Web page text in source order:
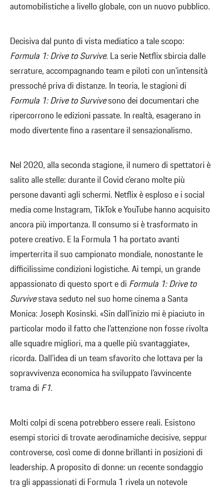
automobilistiche a livello globale, con un nuovo pubblico.
Decisiva dal punto di vista mediatico a tale scopo:
Formula 1: Drive to Survive. La serie Netflix sbircia dalle
serrature, accompagnando team e piloti con un’intensità
pressoché priva di distanze. In teoria, le stagioni di
Formula 1: Drive to Survivesono dei documentari che
ripercorrono le edizioni passate. In realtà, esagerano in
modo divertente fino a rasentare il sensazionalismo.
Nel 2020, alla seconda stagione, il numero di spettatori è
salito alle stelle: durante il Covid c’erano molte più
persone davanti agli schermi. Netflix è esploso e i social
media come Instagram, TikTok e YouTube hanno acquisito
ancora più importanza. Il consumo si è trasformato in
potere creativo. E la Formula 1 ha portato avanti
imperterrita il suo campionato mondiale, nonostante le
difficilissime condizioni logistiche. Ai tempi, un grande
appassionato di questo sport e di Formula 1: Drive to
Survivestava seduto nel suo home cinema a Santa
Monica: Joseph Kosinski. «Sin dall’inizio mi è piaciuto in
particolar modo il fatto che l’attenzione non fosse rivolta
alle squadre migliori, ma a quelle più svantaggiate»,
ricorda. Dall’idea di un team sfavorito che lottava per la
sopravvivenza economica ha sviluppato l’avvincente
trama di F1.
Molti colpi di scena potrebbero essere reali. Esistono
esempi storici di trovate aerodinamiche decisive, seppur
controverse, così come di donne brillanti in posizioni di
leadership. A proposito di donne: un recente sondaggio
tra gli appassionati di Formula 1 rivela un notevole